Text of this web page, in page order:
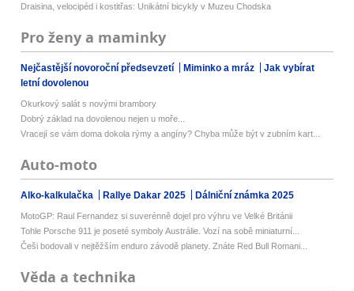
Draisina, velocipéd i kostitřas: Unikátní bicykly v Muzeu Chodska
Pro ženy a maminky
Nejčastější novoroční předsevzetí Miminko a mráz
Jak vybírat
letní dovolenou
Okurkový salát s novými brambory
Dobrý základ na dovolenou nejen u moře...
Vracejí se vám doma dokola rýmy a angíny? Chyba může být v zubním kart...
Auto-moto
Alko-kalkulačka Rallye Dakar 2025 Dálniční známka 2025
MotoGP: Raul Fernandez si suverénně dojel pro výhru ve Velké Británii
Tohle Porsche 911 je poseté symboly Austrálie. Vozí na sobě miniaturní...
Češi bodovali v nejtěžším enduro závodě planety. Znáte Red Bull Romani...
Věda a technika